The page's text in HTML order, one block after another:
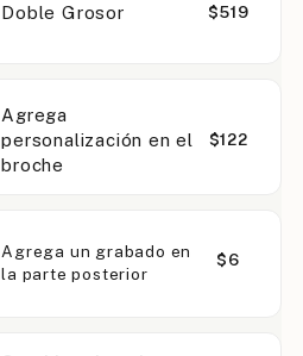
Doble Grosor $519
Agrega
personalización en el
broche
$122
Agrega un grabado en
la parte posterior
$6